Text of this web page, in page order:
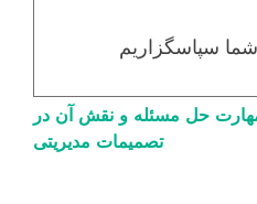
سپاسگزاریم
حل مسئله و نقش آن در
تصمیمات مدیریتی